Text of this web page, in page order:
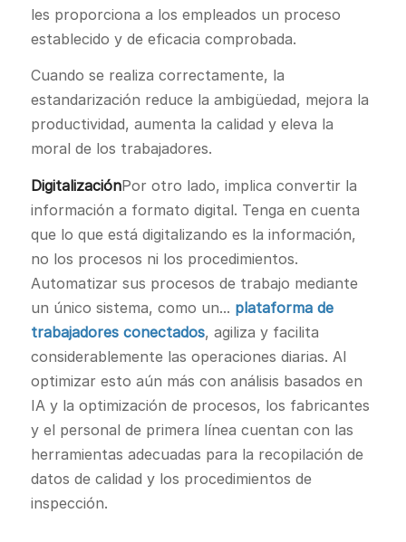
les proporciona a los empleados un proceso
establecido y de eficacia comprobada.
Cuando se realiza correctamente, la
estandarización reduce la ambigüedad, mejora la
productividad, aumenta la calidad y eleva la
moral de los trabajadores.
DigitalizaciónPor otro lado, implica convertir la
información a formato digital. Tenga en cuenta
que lo que está digitalizando es la información,
no los procesos ni los procedimientos.
Automatizar sus procesos de trabajo mediante
un único sistema, como un... plataforma de
trabajadores conectados, agiliza y facilita
considerablemente las operaciones diarias. Al
optimizar esto aún más con análisis basados en
IA y la optimización de procesos, los fabricantes
y el personal de primera línea cuentan con las
herramientas adecuadas para la recopilación de
datos de calidad y los procedimientos de
inspección.